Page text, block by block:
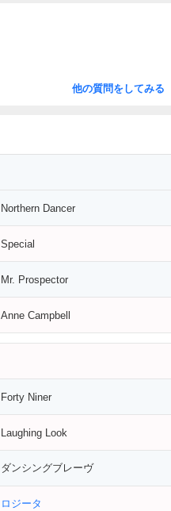
他の質問をしてみる
Northern Dancer
Special
Mr. Prospector
Anne Campbell
Forty Niner
Laughing Look
ダンシングブレーヴ
ロジータ